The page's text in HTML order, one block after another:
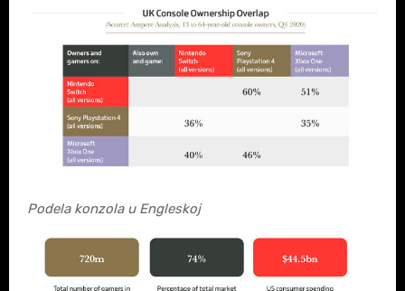
Podela konzola u Engleskoj